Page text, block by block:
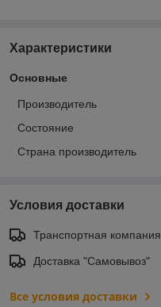
Характеристики
Основные
Производитель
Состояние
Страна производитель
Условия доставки
Транспортная компания
Доставка "Самовывоз"
Все условия доставки